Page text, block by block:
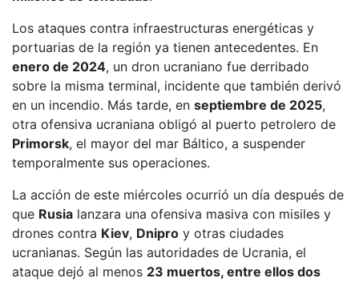
Los ataques contra infraestructuras energéticas y
portuarias de la región ya tienen antecedentes. En
enero de 2024, un dron ucraniano fue derribado
sobre la misma terminal, incidente que también derivó
en un incendio. Más tarde, en septiembre de 2025,
otra ofensiva ucraniana obligó al puerto petrolero de
Primorsk, el mayor del mar Báltico, a suspender
temporalmente sus operaciones.
La acción de este miércoles ocurrió un día después de
que Rusia lanzara una ofensiva masiva con misiles y
drones contra Kiev, Dnipro y otras ciudades
ucranianas. Según las autoridades de Ucrania, el
ataque dejó al menos 23 muertos, entre ellos dos